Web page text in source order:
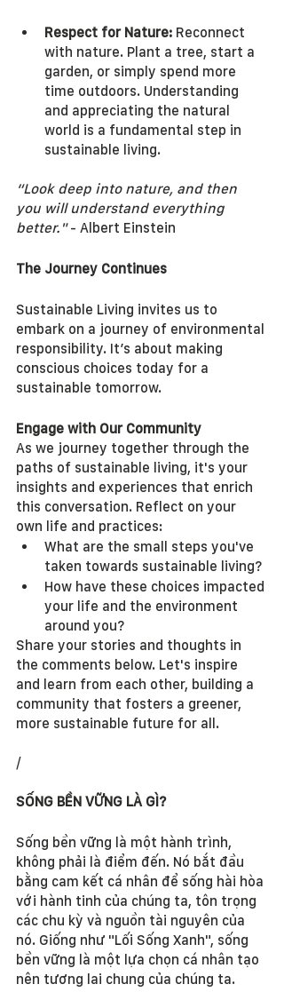
Respect for Nature: Reconnect
with nature. Plant a tree, start a
garden, or simply spend more
time outdoors. Understanding
and appreciating the natural
world is a fundamental step in
sustainable living.
“Look deep into nature, and then
you will understand everything
better." - Albert Einstein
The Journey Continues
Sustainable Living invites us to
embark on a journey of environmental
responsibility. It’s about making
conscious choices today for a
sustainable tomorrow.
Engage with Our Community
As we journey together through the
paths of sustainable living, it's your
insights and experiences that enrich
this conversation. Reflect on your
own life and practices:
What are the small steps you've
taken towards sustainable living?
How have these choices impacted
your life and the environment
around you?
Share your stories and thoughts in
the comments below. Let's inspire
and learn from each other, building a
community that fosters a greener,
more sustainable future for all.
/
SỐNG BỀN VỮNG LÀ GÌ?
Sống bền vững là một hành trình,
không phải là điểm đến. Nó bắt đầu
bằng cam kết cá nhân để sống hài hòa
với hành tinh của chúng ta, tôn trọng
các chu kỳ và nguồn tài nguyên của
nó. Giống như "Lối Sống Xanh", sống
bền vững là một lựa chọn cá nhân tạo
nên tương lai chung của chúng ta.